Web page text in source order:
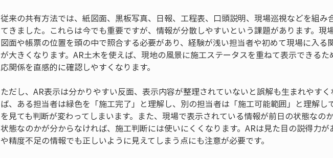
従来の共有方法では、紙図面、黒板写真、日報、工程表、口頭説明、現場巡視などを組み
てきました。これらは今でも重要ですが、情報が分散しやすいという課題があります。現
図面や帳票の位置を頭の中で照合する必要があり、経験が浅い担当者や初めて現場に入る
が大きくなります。AR土木を使えば、現地の風景に施工ステータスを重ねて表示できる
応関係を直感的に確認しやすくなります。
ただし、AR表示は分かりやすい反面、表示内容が整理されていないと誤解も生まれやす
ば、ある担当者は緑色を「施工完了」と理解し、別の担当者は「施工可能範囲」と理解し
を見ても判断が変わってしまいます。また、現場で表示されている情報が前日の状態なの
状態なのかが分からなければ、施工判断には使いにくくなります。ARは見た目の説得力
や精度不足の情報でも正しいように見えてしまう点にも注意が必要です。